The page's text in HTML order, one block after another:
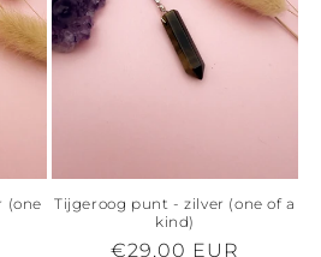
(one
Tijgeroog punt - zilver (one of a
kind)
Normale
€29,00 EUR